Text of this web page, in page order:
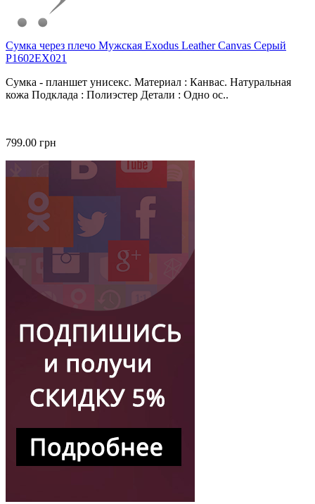
Сумка через плечо Мужская Exodus Leather Canvas Серый
P1602EX021
Сумка - планшет унисекс. Материал : Канвас. Натуральная
кожа Подклада : Полиэстер Детали : Одно ос..
799.00 грн